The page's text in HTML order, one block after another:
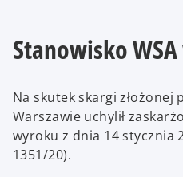
Stanowisko
Na skutek skargi złożonej
Warszawie uchylił
wyroku z dnia 14 stycznia
1351/20).